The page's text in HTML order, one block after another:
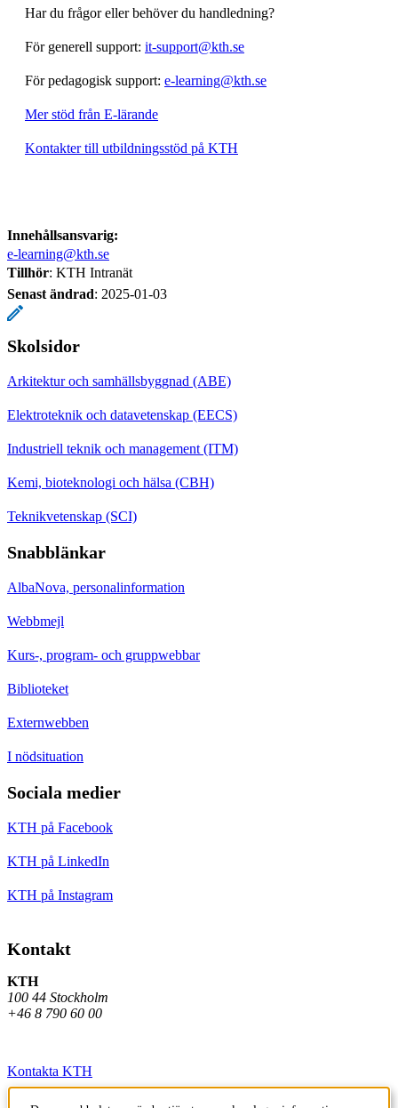
Har du frågor eller behöver du handledning?
För generell support: it-support@kth.se
För pedagogisk support: e-learning@kth.se
Mer stöd från E-lärande
Kontakter till utbildningsstöd på KTH
Innehållsansvarig:
e-learning@kth.se
Tillhör: KTH Intranät
Senast ändrad: 2025-01-03
Skolsidor
Arkitektur och samhällsbyggnad (ABE)
Elektroteknik och datavetenskap (EECS)
Industriell teknik och management (ITM)
Kemi, bioteknologi och hälsa (CBH)
Teknikvetenskap (SCI)
Snabblänkar
AlbaNova, personalinformation
Webbmejl
Kurs-, program- och gruppwebbar
Biblioteket
Externwebben
I nödsituation
Sociala medier
KTH på Facebook
KTH på LinkedIn
KTH på Instagram
Kontakt
KTH
100 44 Stockholm
+46 8 790 60 00
Kontakta KTH
Jobba på KTH